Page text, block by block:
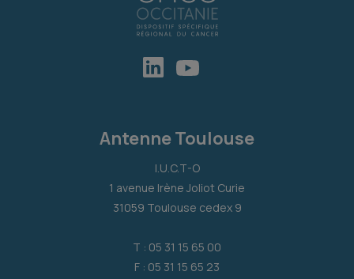
Antenne Toulouse
I.U.C.T-O
1 avenue Irène Joliot Curie
31059 Toulouse cedex 9
T : 05 31 15 65 00
F : 05 31 15 65 23